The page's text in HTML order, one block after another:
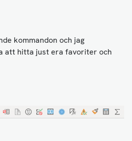
kommandon och jag
att hitta just era favoriter och